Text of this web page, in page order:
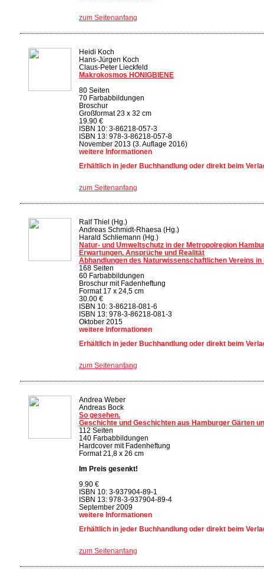
zum Seitenanfang
Heidi Koch
Hans-Jürgen Koch
Claus-Peter Lieckfeld
Makrokosmos HONIGBIENE
80 Seiten
70 Farbabbildungen
Broschur
Großformat 23 x 32 cm
19.90 €
ISBN 10: 3-86218-057-3
ISBN 13: 978-3-86218-057-8
November 2013 (3. Auflage 2016)
weitere Informationen
Erhältlich in jeder Buchhandlung oder direkt beim
zum Seitenanfang
Ralf Thiel (Hg.)
Andreas Schmidt-Rhaesa (Hg.)
Harald Schliemann (Hg.)
Natur- und Umweltschutz in der Metropolregion
Erwartungen, Ansprüche und Realität
Abhandlungen des Naturwissenschaftlichen Vereins in
168 Seiten
60 Farbabbildungen
Broschur mit Fadenheftung
Format 17 x 24,5 cm
30.00 €
ISBN 10: 3-86218-081-6
ISBN 13: 978-3-86218-081-3
Oktober 2015
weitere Informationen
Erhältlich in jeder Buchhandlung oder direkt beim
zum Seitenanfang
Andrea Weber
Andreas Bock
So gesehen.
Geschichte und Geschichten aus Hamburger Gärten
112 Seiten
140 Farbabbildungen
Hardcover mit Fadenheftung
Format 21,8 x 26 cm
Im Preis gesenkt!
9.90 €
ISBN 10: 3-937904-89-1
ISBN 13: 978-3-937904-89-4
September 2009
weitere Informationen
Erhältlich in jeder Buchhandlung oder direkt beim
zum Seitenanfang